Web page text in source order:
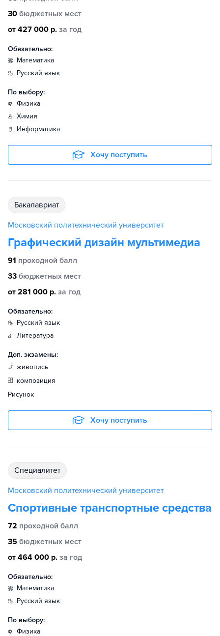
30 бюджетных мест
от 427 000 р. за год
Обязательно:
математика
русский язык
По выбору:
физика
химия
информатика
Хочу поступить
бакалавриат
Московский политехнический университет
Графический дизайн мультимедиа
91 проходной балл
33 бюджетных мест
от 281 000 р. за год
Обязательно:
русский язык
литература
Доп. экзамены:
живопись
композиция
Рисунок
Хочу поступить
специалитет
Московский политехнический университет
Спортивные транспортные средства
72 проходной балл
35 бюджетных мест
от 464 000 р. за год
Обязательно:
математика
русский язык
По выбору:
физика